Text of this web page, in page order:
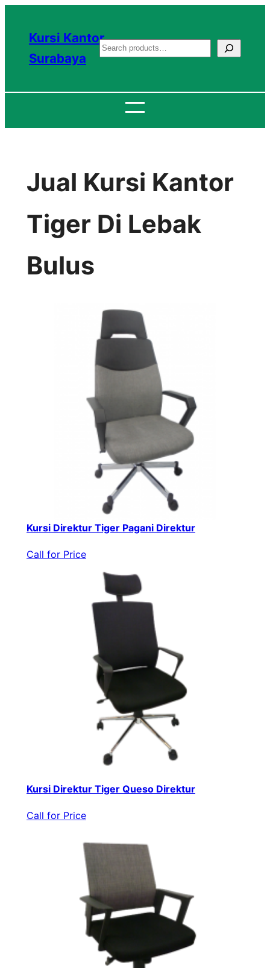
konten
Kursi Kantor
Surabaya
S
a
c
Jual Kursi Kantor
Tiger Di Lebak
Bulus
Kursi Direktur Tiger Pagani Direktur
Call for Price
Kursi Direktur Tiger Queso Direktur
Call for Price